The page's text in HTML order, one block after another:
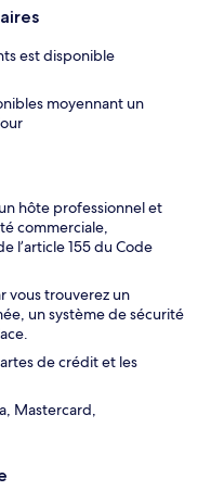
est disponible
moyennant un
hôte professionnel et
commerciale,
l’article 155 du Code
vous trouverez un
un système de sécurité
de crédit et les
Mastercard,